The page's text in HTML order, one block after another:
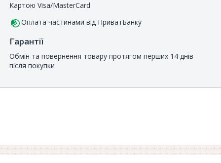
Картою Visa/MasterCard
Оплата частинами від ПриватБанку
Гарантії
Обмін та повернення товару протягом перших 14 днів
після покупки